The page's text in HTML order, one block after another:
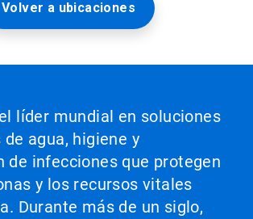
Volver a ubicaciones
líder mundial en soluciones
agua, higiene y
de infecciones que protegen
y los recursos vitales
Durante más de un siglo,